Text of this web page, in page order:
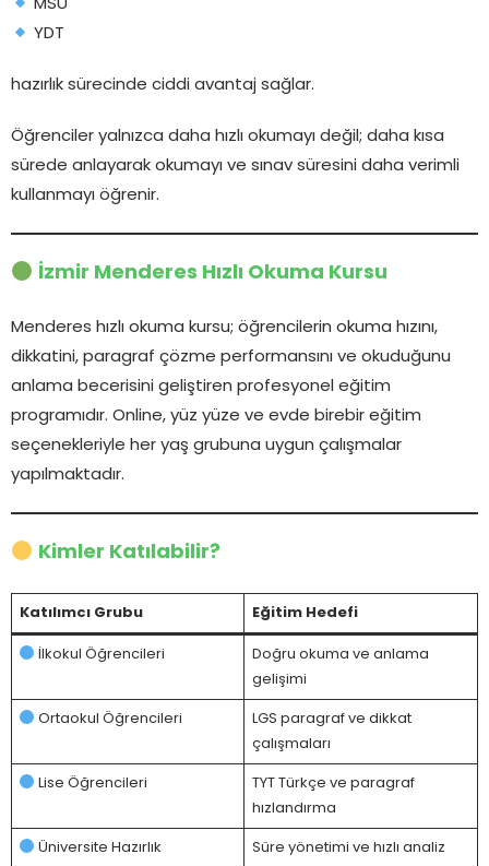
MSÜ
YDT
hazırlık sürecinde ciddi avantaj sağlar.
Öğrenciler yalnızca daha hızlı okumayı değil; daha kısa
sürede anlayarak okumayı ve sınav süresini daha verimli
kullanmayı öğrenir.
İzmir Menderes Hızlı Okuma Kursu
Menderes hızlı okuma kursu; öğrencilerin okuma hızını,
dikkatini, paragraf çözme performansını ve okuduğunu
anlama becerisini geliştiren profesyonel eğitim
programıdır. Online, yüz yüze ve evde birebir eğitim
seçenekleriyle her yaş grubuna uygun çalışmalar
yapılmaktadır.
Kimler Katılabilir?
Katılımcı Grubu Eğitim Hedefi
İlkokul Öğrencileri
Doğru okuma ve anlama
gelişimi
Ortaokul Öğrencileri
LGS paragraf ve dikkat
çalışmaları
Lise Öğrencileri
TYT Türkçe ve paragraf
hızlandırma
Üniversite Hazırlık Süre yönetimi ve hızlı analiz